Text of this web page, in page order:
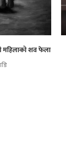
महिलाको शव फेला